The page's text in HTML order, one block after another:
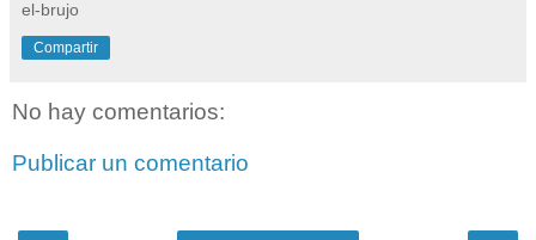
el-brujo
Compartir
No hay comentarios:
Publicar un comentario